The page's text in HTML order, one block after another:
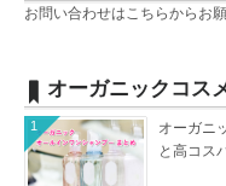
お問い合わせはこちらからお
オーガニックコス
オーガニ
と高コス
1